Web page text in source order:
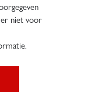
niet voor